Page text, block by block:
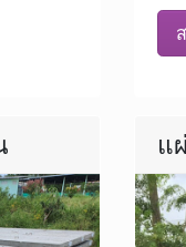
แ